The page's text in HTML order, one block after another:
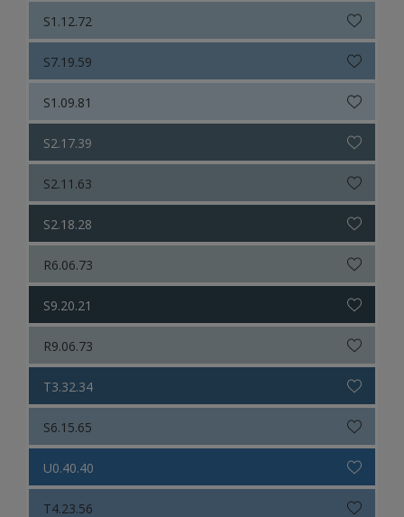
S1.12.72
S7.19.59
S1.09.81
S2.17.39
S2.11.63
S2.18.28
R6.06.73
S9.20.21
R9.06.73
T3.32.34
S6.15.65
U0.40.40
T4.23.56